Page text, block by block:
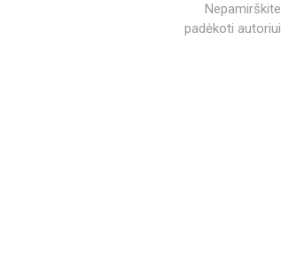
Nepamirškite
padėkoti autoriui